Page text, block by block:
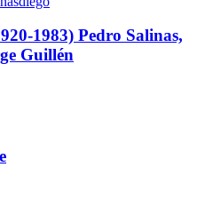
1983) Pedro Salinas,
Guillén